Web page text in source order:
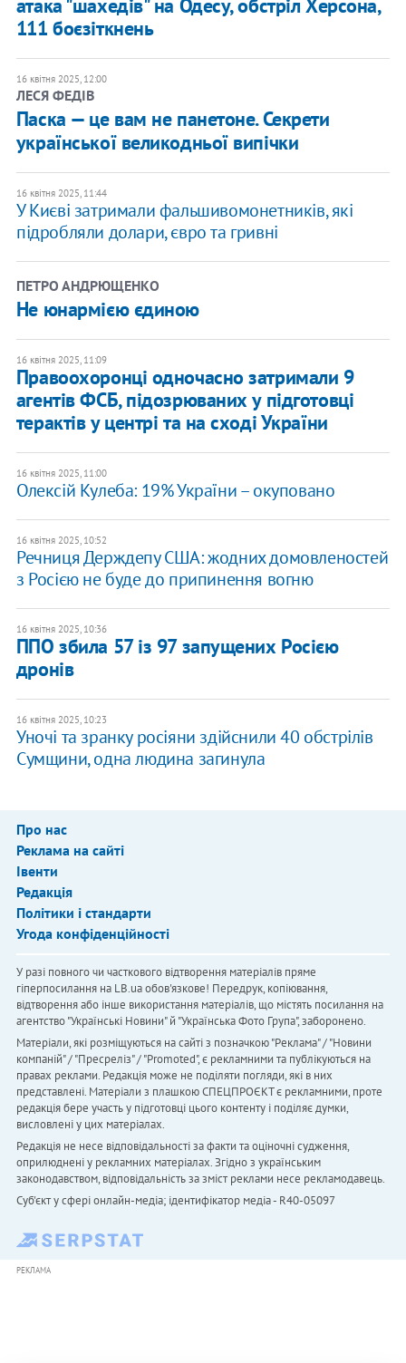
атака "шахедів" на Одесу, обстріл Херсона,
111 боєзіткнень
16 квітня 2025, 12:00
ЛЕСЯ ФЕДІВ
Паска — це вам не панетоне. Секрети
української великодньої випічки
16 квітня 2025, 11:44
У Києві затримали фальшивомонетників, які
підробляли долари, євро та гривні
ПЕТРО АНДРЮЩЕНКО
Не юнармією єдиною
16 квітня 2025, 11:09
Правоохоронці одночасно затримали 9
агентів ФСБ, підозрюваних у підготовці
терактів у центрі та на сході України
16 квітня 2025, 11:00
Олексій Кулеба: 19% України – окуповано
16 квітня 2025, 10:52
Речниця Держдепу США: жодних домовленостей
з Росією не буде до припинення вогню
16 квітня 2025, 10:36
ППО збила 57 із 97 запущених Росією
дронів
16 квітня 2025, 10:23
Уночі та зранку росіяни здійснили 40 обстрілів
Сумщини, одна людина загинула
Про нас
Реклама на сайті
Івенти
Редакція
Політики і стандарти
Угода конфіденційності
У разі повного чи часткового відтворення матеріалів пряме
гіперпосилання на LB.ua обов'язкове! Передрук, копіювання,
відтворення або інше використання матеріалів, що містять посилання на
агентство "Українськi Новини" й "Українська Фото Група", заборонено.
Матеріали, які розміщуються на сайті з позначкою "Реклама" / "Новини
компаній" / "Пресреліз" / "Promoted", є рекламними та публікуються на
правах реклами. Редакція може не поділяти погляди, які в них
представлені. Матеріали з плашкою СПЕЦПРОЄКТ є рекламними, проте
редакція бере участь у підготовці цього контенту і поділяє думки,
висловлені у цих матеріалах.
Редакція не несе відповідальності за факти та оціночні судження,
оприлюднені у рекламних матеріалах. Згідно з українським
законодавством, відповідальність за зміст реклами несе рекламодавець.
Cуб'єкт у сфері онлайн-медіа; ідентифікатор медіа - R40-05097
РЕКЛАМА